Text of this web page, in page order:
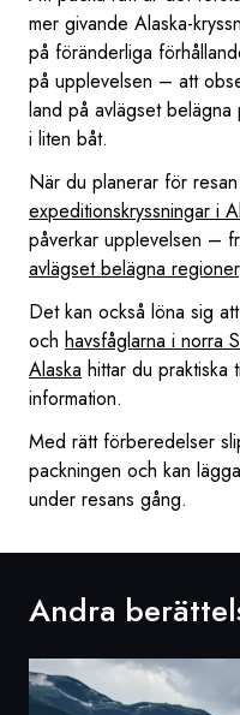
mer givande Alaska-
på föränderliga
på upplevelsen – att
land på avlägset
i liten båt.
När du planerar för
expeditionskryssningar i
påverkar upplevelsen –
avlägset belägna regioner
Det kan också löna sig
och havsfåglarna i norra
Alaska hittar du praktiska
information.
Med rätt förberedelser
packningen och kan
under resans gång.
Andra